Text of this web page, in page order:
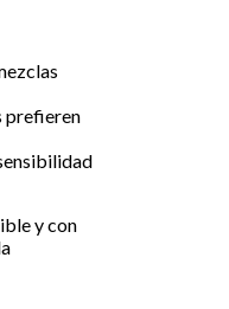
prefieren
y con